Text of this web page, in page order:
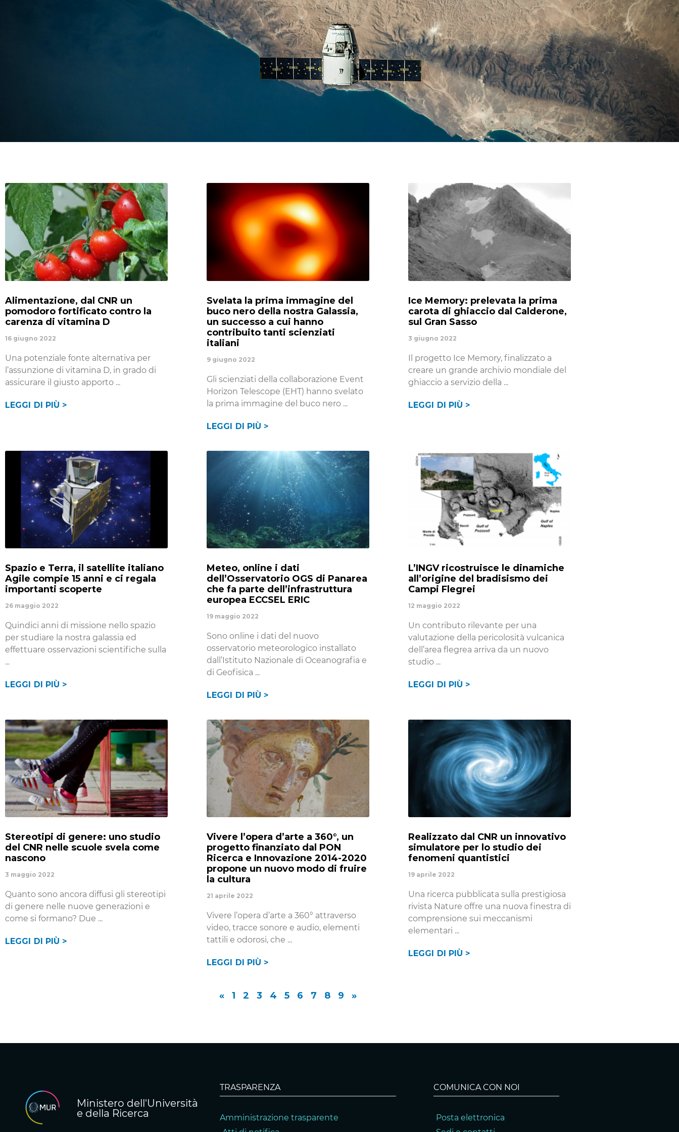
Alimentazione, dal CNR un
pomodoro fortificato contro la
carenza di vitamina D
16 giugno 2022
Una potenziale fonte alternativa per
l’assunzione di vitamina D, in grado di
assicurare il giusto apporto
LEGGI DI PIÙ >
Svelata la prima immagine del
buco nero della nostra Galassia,
un successo a cui hanno
contribuito tanti scienziati
italiani
9 giugno 2022
Gli scienziati della collaborazione Event
Horizon Telescope (EHT) hanno svelato
la prima immagine del buco nero
LEGGI DI PIÙ >
Ice Memory: prelevata la prima
carota di ghiaccio dal Calderone,
sul Gran Sasso
3 giugno 2022
Il progetto Ice Memory, finalizzato a
creare un grande archivio mondiale del
ghiaccio a servizio della
LEGGI DI PIÙ >
Spazio e Terra, il satellite italiano
Agile compie 15 anni e ci regala
importanti scoperte
26 maggio 2022
Quindici anni di missione nello spazio
per studiare la nostra galassia ed
effettuare osservazioni scientifiche sulla
LEGGI DI PIÙ >
Meteo, online i dati
dell’Osservatorio OGS di Panarea
che fa parte dell’infrastruttura
europea ECCSEL ERIC
19 maggio 2022
Sono online i dati del nuovo
osservatorio meteorologico installato
dall’Istituto Nazionale di Oceanografia e
di Geofisica
LEGGI DI PIÙ >
L’INGV ricostruisce le dinamiche
all’origine del bradisismo dei
Campi Flegrei
12 maggio 2022
Un contributo rilevante per una
valutazione della pericolosità vulcanica
dell’area flegrea arriva da un nuovo
studio
LEGGI DI PIÙ >
Stereotipi di genere: uno studio
del CNR nelle scuole svela come
nascono
3 maggio 2022
Quanto sono ancora diffusi gli stereotipi
di genere nelle nuove generazioni e
come si formano? Due
LEGGI DI PIÙ >
Vivere l’opera d’arte a 360°, un
progetto finanziato dal PON
Ricerca e Innovazione 2014-2020
propone un nuovo modo di fruire
la cultura
21 aprile 2022
Vivere l’opera d’arte a 360° attraverso
video, tracce sonore e audio, elementi
tattili e odorosi, che
LEGGI DI PIÙ >
Realizzato dal CNR un innovativo
simulatore per lo studio dei
fenomeni quantistici
19 aprile 2022
Una ricerca pubblicata sulla prestigiosa
rivista Nature offre una nuova finestra di
comprensione sui meccanismi
elementari
LEGGI DI PIÙ >
« 1 2 3 4 5 6 7 8 9 »
Ministero dell'Università
e della Ricerca
TRASPARENZA
Amministrazione trasparente
COMUNICA CON NOI
Posta elettronica